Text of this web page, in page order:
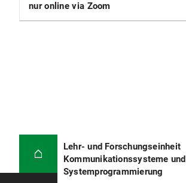
nur online via Zoom
Lehr- und Forschungseinheit
Kommunikationssysteme und
Systemprogrammierung